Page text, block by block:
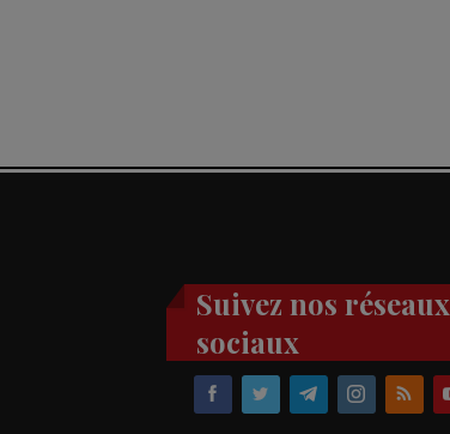
Suivez nos réseaux
sociaux